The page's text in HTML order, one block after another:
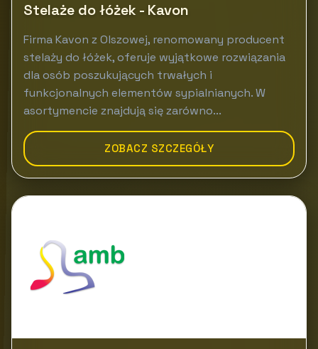
Stelaże do łóżek - Kavon
Firma Kavon z Olszowej, renomowany producent
stelaży do łóżek, oferuje wyjątkowe rozwiązania
dla osób poszukujących trwałych i
funkcjonalnych elementów sypialnianych. W
asortymencie znajdują się zarówno...
ZOBACZ SZCZEGÓŁY